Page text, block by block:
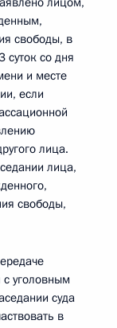
свободы, в
суток со дня
и месте
если
лица.
лица,
свободы,
уголовным
суда
в